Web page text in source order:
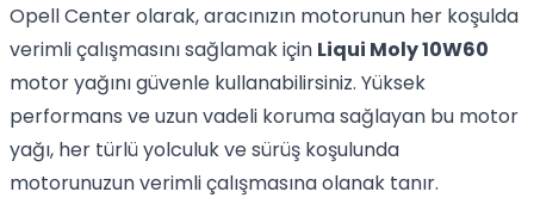
Opell Center olarak, aracınızın motorunun her koşulda
verimli çalışmasını sağlamak için Liqui Moly 10W60
motor yağını güvenle kullanabilirsiniz. Yüksek
performans ve uzun vadeli koruma sağlayan bu motor
yağı, her türlü yolculuk ve sürüş koşulunda
motorunuzun verimli çalışmasına olanak tanır.